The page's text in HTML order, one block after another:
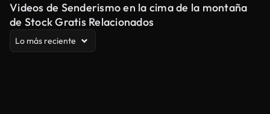
Videos de Senderismo en la cima de la montaña
de Stock Gratis Relacionados
Lo más reciente